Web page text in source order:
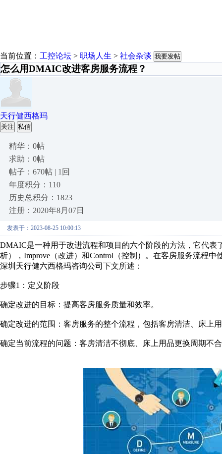
当前位置： 工控论坛 > 职场人生 > 社会杂谈 我要发帖
怎么用DMAIC改进客房服务流程？
天行健西格玛
关注 私信
精华：0帖
求助：0帖
帖子：670帖 | 1回
年度积分：110
历史总积分：1823
注册：2020年8月07日
发表于：2023-08-25 10:00:13
DMAIC是一种用于改进流程和项目的六个阶段的方法，它代表
析），Improve（改进）和Control（控制）。在客房服务流程
深圳天行健六西格玛咨询公司下文所述：
步骤1：定义阶段
确定改进的目标：提高客房服务质量和效率。
确定改进的范围：客房服务的整个流程，包括客房清洁、床上
确定当前流程的问题：客房清洁不彻底、床上用品更换周期不